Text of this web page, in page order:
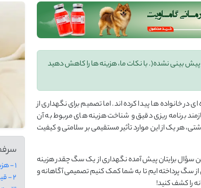
‌بینی ‌نشده(. با نکات ما، هزینه‌ ها را کاهش دهید
خانواده‌ ها پیدا کرده ‌اند. اما تصمیم برای نگهداری از
برنامه ‌ریزی دقیق و شناخت هزینه‌ های مربوط به آن‌
هر یک از این موارد تأثیر مستقیمی بر سلامتی و کیفیت
سؤال برایتان پیش آمده نگهداری از یک سگ چقدر هزینه
سگ پرداخته ‌ایم تا به شما کمک کنیم تصمیمی آگاهانه و
را کشف کنید!
1 - هزینه نگهداری سگ چقدر است؟ بررسی جزئیات
2 - قیمت غذا و مکمل ‌های تغذیه ‌ای سگ